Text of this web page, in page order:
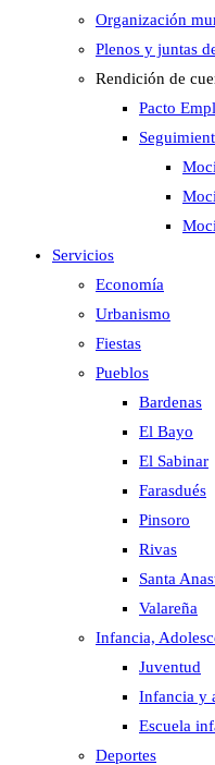
Organización
Plenos y juntas
Rendición de
Pacto
Servicios
Economía
Urbanismo
Fiestas
Pueblos
Bardenas
El Bayo
El Sabinar
Farasdués
Pinsoro
Rivas
Santa
Valareña
Infancia,
Juventud
Infancia y
Escuela
Deportes